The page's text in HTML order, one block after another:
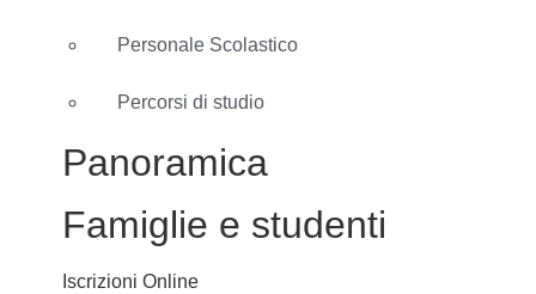
Personale Scolastico
Percorsi di studio
Panoramica
Famiglie e studenti
Iscrizioni Online